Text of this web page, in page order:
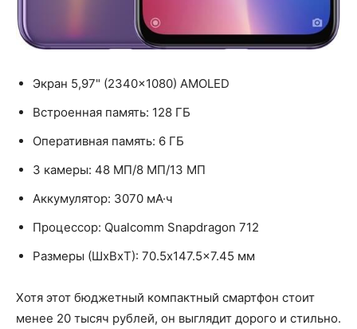
Экран 5,97" (2340×1080) AMOLED
Встроенная память: 128 ГБ
Оперативная память: 6 ГБ
3 камеры: 48 МП/8 МП/13 МП
Аккумулятор: 3070 мА·ч
Процессор: Qualcomm Snapdragon 712
Размеры (ШxВxТ): 70.5x147.5x7.45 мм
Хотя этот бюджетный компактный смартфон стоит
менее 20 тысяч рублей, он выглядит дорого и стильно.